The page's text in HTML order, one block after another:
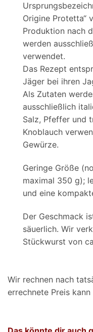
Origine Protetta“
Produktion nach
werden
verwendet.
Das Rezept
Jäger bei ihren
Als Zutaten
ausschließlich
Salz, Pfeffer und
Knoblauch
Gewürze.
Geringe Größe
maximal 350 g);
und eine
Der Geschmack
säuerlich. Wir
Stückwurst von
Wir rechnen nach
errechnete Preis